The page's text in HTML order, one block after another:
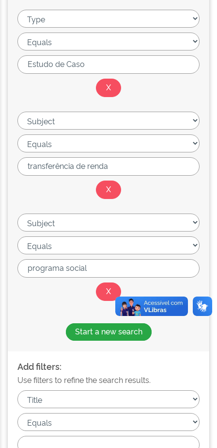
Start a new search
Add filters:
Use filters to refine the search results.